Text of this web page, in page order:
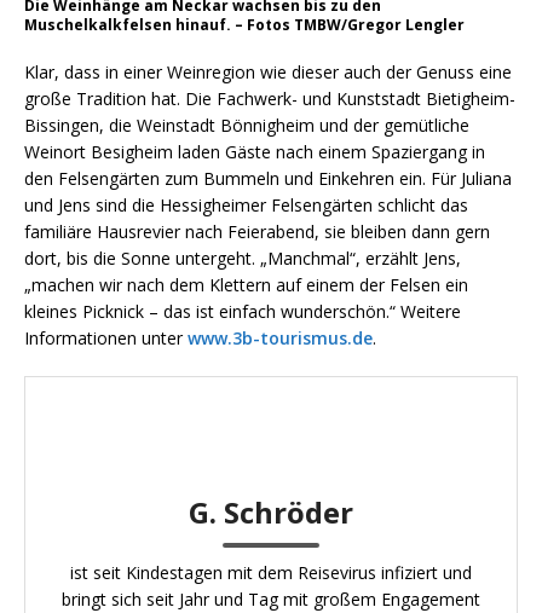
Die Weinhänge am Neckar wachsen bis zu den
Muschelkalkfelsen hinauf. – Fotos TMBW/Gregor Lengler
Klar, dass in einer Weinregion wie dieser auch der Genuss eine
große Tradition hat. Die Fachwerk- und Kunst­stadt Bietig­heim-
Bissingen, die Weinstadt Bönnig­heim und der gemütliche
Wein­ort Besig­heim laden Gäste nach einem Spaziergang in
den Felsengärten zum Bummeln und Einkehren ein. Für Juliana
und Jens sind die Hessigheimer Felsengärten schlicht das
familiäre Hausrevier nach Feierabend, sie bleiben dann gern
dort, bis die Sonne untergeht. „Manchmal“, erzählt Jens,
„machen wir nach dem Klettern auf einem der Felsen ein
kleines Picknick – das ist einfach wunderschön.“ Weitere
Informationen unterwww.3b-tourismus.de.
G. Schröder
ist seit Kindestagen mit dem Reisevirus infiziert und
bringt sich seit Jahr und Tag mit großem Engagement